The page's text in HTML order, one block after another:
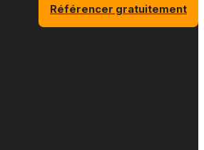
Référencer gratuitement